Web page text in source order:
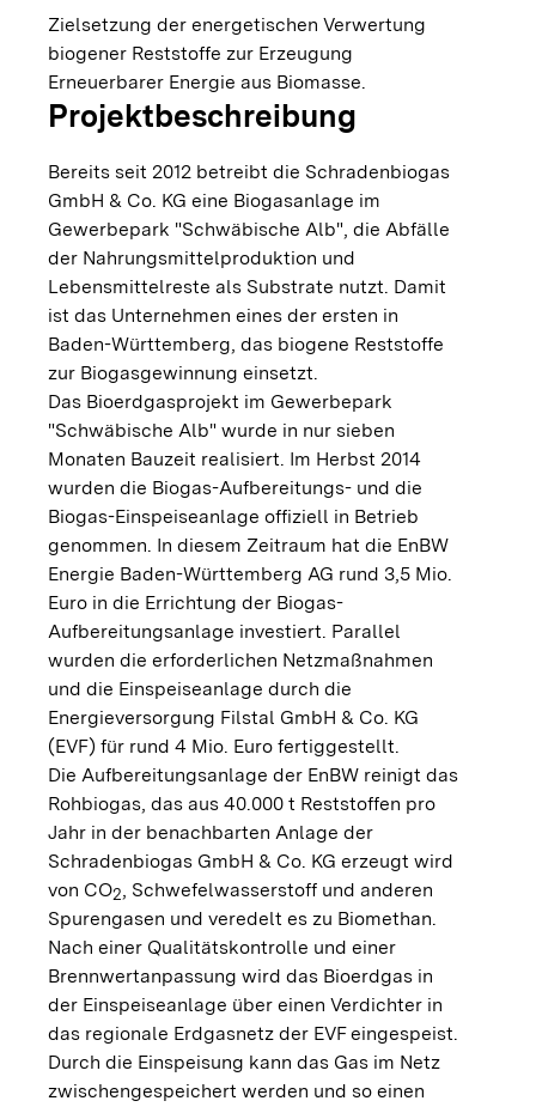
Zielsetzung der energetischen Verwertung
biogener Reststoffe zur Erzeugung
Erneuerbarer Energie aus Biomasse.
Projektbeschreibung
Bereits seit 2012 betreibt die Schradenbiogas
GmbH & Co. KG eine Biogasanlage im
Gewerbepark "Schwäbische Alb", die Abfälle
der Nahrungsmittelproduktion und
Lebensmittelreste als Substrate nutzt. Damit
ist das Unternehmen eines der ersten in
Baden-Württemberg, das biogene Reststoffe
zur Biogasgewinnung einsetzt.
Das Bioerdgasprojekt im Gewerbepark
"Schwäbische Alb" wurde in nur sieben
Monaten Bauzeit realisiert. Im Herbst 2014
wurden die Biogas-Aufbereitungs- und die
Biogas-Einspeiseanlage offiziell in Betrieb
genommen. In diesem Zeitraum hat die EnBW
Energie Baden-Württemberg AG rund 3,5 Mio.
Euro in die Errichtung der Biogas-
Aufbereitungsanlage investiert. Parallel
wurden die erforderlichen Netzmaßnahmen
und die Einspeiseanlage durch die
Energieversorgung Filstal GmbH & Co. KG
(EVF) für rund 4 Mio. Euro fertiggestellt.
Die Aufbereitungsanlage der EnBW reinigt das
Rohbiogas, das aus 40.000 t Reststoffen pro
Jahr in der benachbarten Anlage der
Schradenbiogas GmbH & Co. KG erzeugt wird
von CO2, Schwefelwasserstoff und anderen
Spurengasen und veredelt es zu Biomethan.
Nach einer Qualitätskontrolle und einer
Brennwertanpassung wird das Bioerdgas in
der Einspeiseanlage über einen Verdichter in
das regionale Erdgasnetz der EVF eingespeist.
Durch die Einspeisung kann das Gas im Netz
zwischengespeichert werden und so einen